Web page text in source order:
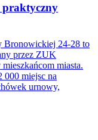
praktyczny
Bronowickiej 24-28 to
przez ZUK
miasta.
000 miejsc na
urnowy,